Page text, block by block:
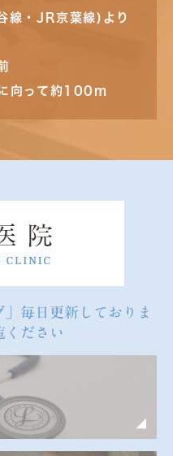
線・JR京葉線)より
向って約100m
」毎日更新しておりま
ください